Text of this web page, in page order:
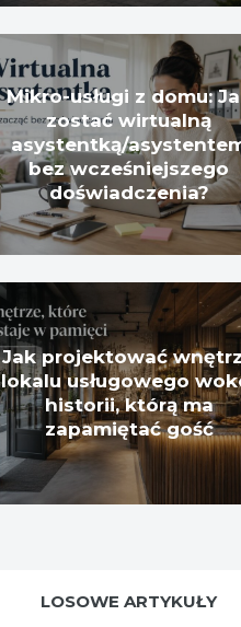
Mikro-usługi z domu:
zostać wirtualną
asystentką/
bez wcześniejszego
doświadczenia?
Jak projektować
lokalu usługowego
historii, którą ma
zapamiętać gość
LOSOWE ARTYKUŁY